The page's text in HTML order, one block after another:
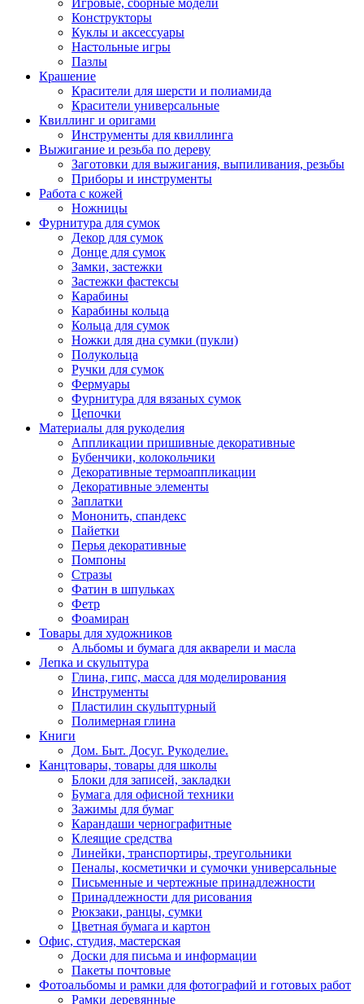
Игровые, сборные модели
Конструкторы
Куклы и аксессуары
Настольные игры
Пазлы
Крашение
Красители для шерсти и полиамида
Красители универсальные
Квиллинг и оригами
Инструменты для квиллинга
Выжигание и резьба по дереву
Заготовки для выжигания, выпиливания, резьбы
Приборы и инструменты
Работа с кожей
Ножницы
Фурнитура для сумок
Декор для сумок
Донце для сумок
Замки, застежки
Застежки фастексы
Карабины
Карабины кольца
Кольца для сумок
Ножки для дна сумки (пукли)
Полукольца
Ручки для сумок
Фермуары
Фурнитура для вязаных сумок
Цепочки
Материалы для рукоделия
Аппликации пришивные декоративные
Бубенчики, колокольчики
Декоративные термоаппликации
Декоративные элементы
Заплатки
Мононить, спандекс
Пайетки
Перья декоративные
Помпоны
Стразы
Фатин в шпульках
Фетр
Фоамиран
Товары для художников
Альбомы и бумага для акварели и масла
Лепка и скульптура
Глина, гипс, масса для моделирования
Инструменты
Пластилин скульптурный
Полимерная глина
Книги
Дом. Быт. Досуг. Рукоделие.
Канцтовары, товары для школы
Блоки для записей, закладки
Бумага для офисной техники
Зажимы для бумаг
Карандаши чернографитные
Клеящие средства
Линейки, транспортиры, треугольники
Пеналы, косметички и сумочки универсальные
Письменные и чертежные принадлежности
Принадлежности для рисования
Рюкзаки, ранцы, сумки
Цветная бумага и картон
Офис, студия, мастерская
Доски для письма и информации
Пакеты почтовые
Фотоальбомы и рамки для фотографий и готовых работ
Рамки деревянные